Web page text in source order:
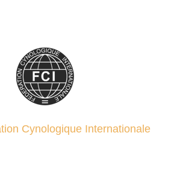
Cynologique Internationale